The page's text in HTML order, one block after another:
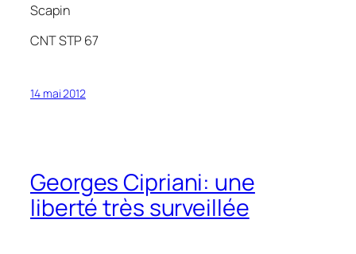
Scapin
CNT STP 67
14 mai 2012
Georges Cipriani: une
liberté très surveillée